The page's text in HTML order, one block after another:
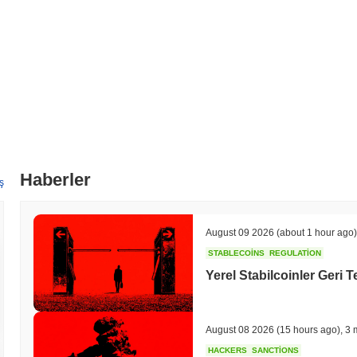
eder. Ayrıca, Pepecoin, diğer blok zinciri ağları ve uygulamalarıyla
kripto manzarasındaki genel önemine de katkıda bulunur.
Pepecoin ile neler yapabilirsiniz?
Pepecoin, ekosisteminde birden fazla pratik fayda sunmaktadır.
kullanıcıların değer göndermesine ve merkeziyetsiz uygulamalar
ağı güvence altına almak için token'larını stake edebilir ve bu, ağın
kullanıcılar yönetişim önerilerine ve oylamalara katılma imkanı
Geliştiriciler için Pepecoin, dApp'ler ve entegrasyonlar oluşturmak
Haberler
August 09 2026 (about 1 hour ago)
STABLECOINS REGULATION
Yerel Stabilcoinler Geri
August 08 2026 (15 hours ago) 3
HACKERS SANCTIONS